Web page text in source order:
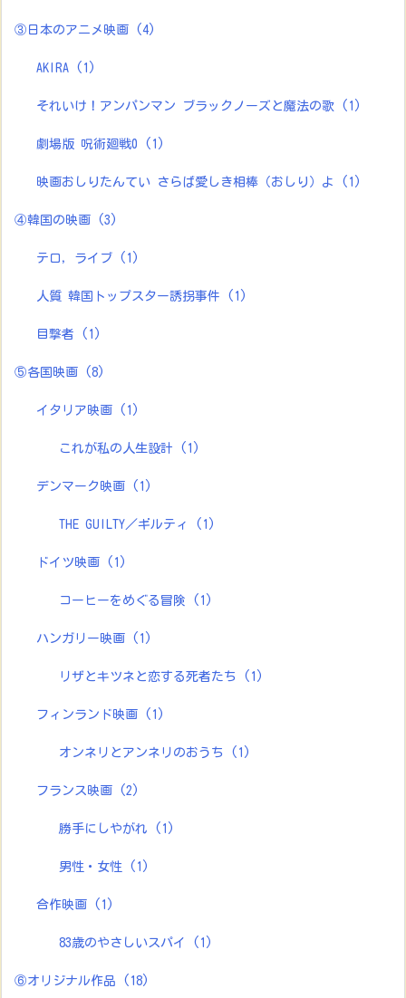
③日本のアニメ映画 (4)
AKIRA (1)
それいけ！アンパンマン ブラックノーズと魔法の歌 (1)
劇場版 呪術廻戦0 (1)
映画おしりたんてい さらば愛しき相棒（おしり）よ (1)
④韓国の映画 (3)
テロ，ライブ (1)
人質 韓国トップスター誘拐事件 (1)
目撃者 (1)
⑤各国映画 (8)
イタリア映画 (1)
これが私の人生設計 (1)
デンマーク映画 (1)
THE GUILTY／ギルティ (1)
ドイツ映画 (1)
コーヒーをめぐる冒険 (1)
ハンガリー映画 (1)
リザとキツネと恋する死者たち (1)
フィンランド映画 (1)
オンネリとアンネリのおうち (1)
フランス映画 (2)
勝手にしやがれ (1)
男性・女性 (1)
合作映画 (1)
83歳のやさしいスパイ (1)
⑥オリジナル作品 (18)